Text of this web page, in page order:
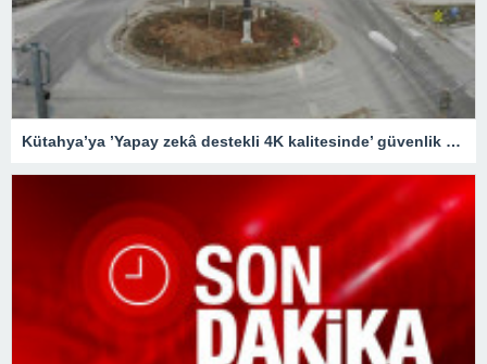
Kütahya’ya ’Yapay zekâ destekli 4K kalitesinde’ güvenlik kameraları